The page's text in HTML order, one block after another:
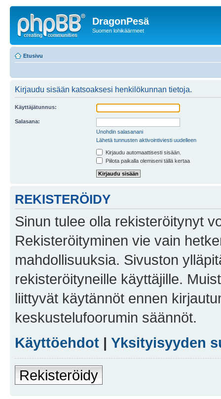
DragonPesä
Suomen lohikäärmeet
Etusivu
Kirjaudu sisään katsoaksesi henkilökunnan tietoja.
Käyttäjätunnus:
Salasana:
Unohdin salasanani
Lähetä tunnusten aktivointiviesti uudelleen
Kirjaudu automaattisesti sisään.
Piilota paikalla olemiseni tällä kertaa
REKISTERÖIDY
Sinun tulee olla rekisteröitynyt
Rekisteröityminen vie vain
mahdollisuuksia. Sivuston
rekisteröityneille käyttäjille.
liittyvät käytännöt ennen
keskustelufoorumin säännöt.
Käyttöehdot | Yksityisyyden
Rekisteröidy